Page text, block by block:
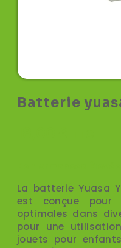
Batterie
La batterie Yuasa
est conçue pour
optimales dans
pour une
jouets pour